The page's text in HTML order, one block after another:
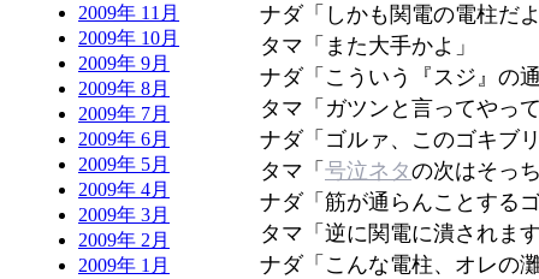
2009年 11月
2009年 10月
2009年 9月
2009年 8月
2009年 7月
2009年 6月
2009年 5月
2009年 4月
2009年 3月
2009年 2月
2009年 1月
ナダ「しかも関電の電柱だ
タマ「また大手かよ」
ナダ「こういう『スジ』の
タマ「ガツンと言ってやっ
ナダ「ゴルァ、このゴキブ
タマ「 号泣ネタの次はそっ
ナダ「筋が通らんことする
タマ「逆に関電に潰されま
ナダ「こんな電柱、オレの